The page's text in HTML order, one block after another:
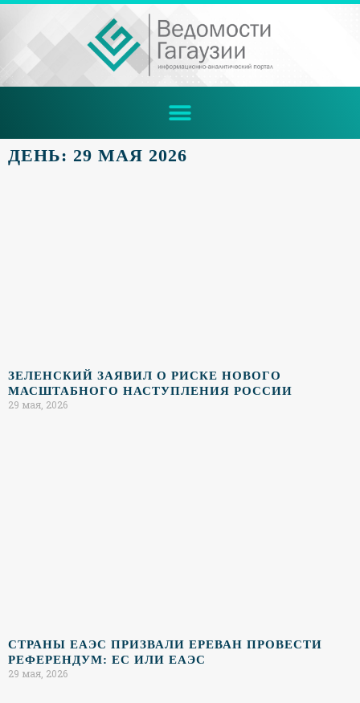
ДЕНЬ: 29 МАЯ 2026
ЗЕЛЕНСКИЙ ЗАЯВИЛ О РИСКЕ НОВОГО
МАСШТАБНОГО НАСТУПЛЕНИЯ РОССИИ
29 мая, 2026
СТРАНЫ ЕАЭС ПРИЗВАЛИ ЕРЕВАН ПРОВЕСТИ
РЕФЕРЕНДУМ: ЕС ИЛИ ЕАЭС
29 мая, 2026